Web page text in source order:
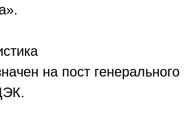
на пост генерального